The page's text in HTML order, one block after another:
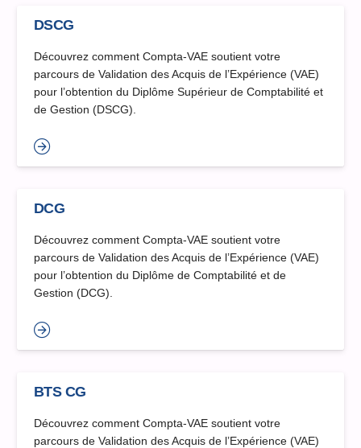
DSCG
Découvrez comment Compta-VAE soutient votre
parcours de Validation des Acquis de l’Expérience (VAE)
pour l’obtention du Diplôme Supérieur de Comptabilité et
de Gestion (DSCG).
DCG
Découvrez comment Compta-VAE soutient votre
parcours de Validation des Acquis de l’Expérience (VAE)
pour l’obtention du Diplôme de Comptabilité et de
Gestion (DCG).
BTS CG
Découvrez comment Compta-VAE soutient votre
parcours de Validation des Acquis de l’Expérience (VAE)